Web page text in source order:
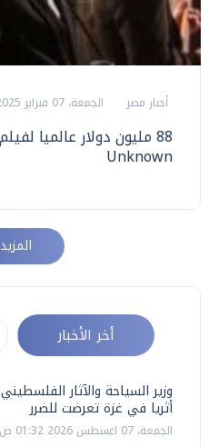
أخبار مصر الجمعة، 07 فبراير 2025 09:34 ص
Unknown
المزيد
أخر الأخبار
أثريا في غزة تعرضت للضرر
الجمعة، 07 اغسطس 2026 01:32 ص